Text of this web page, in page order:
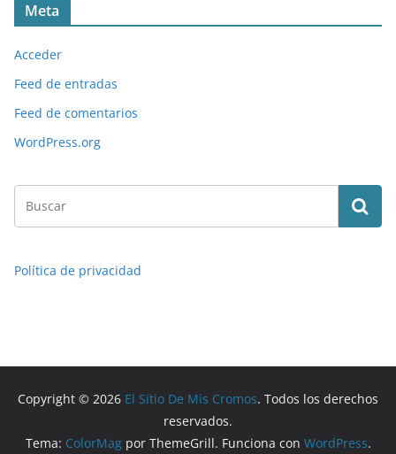
Meta
Acceder
Feed de entradas
Feed de comentarios
WordPress.org
Política de privacidad
Copyright © 2026 El Sitio De Mis Cromos. Todos los derechos
reservados.
Tema: ColorMagpor ThemeGrill. Funciona con WordPress.